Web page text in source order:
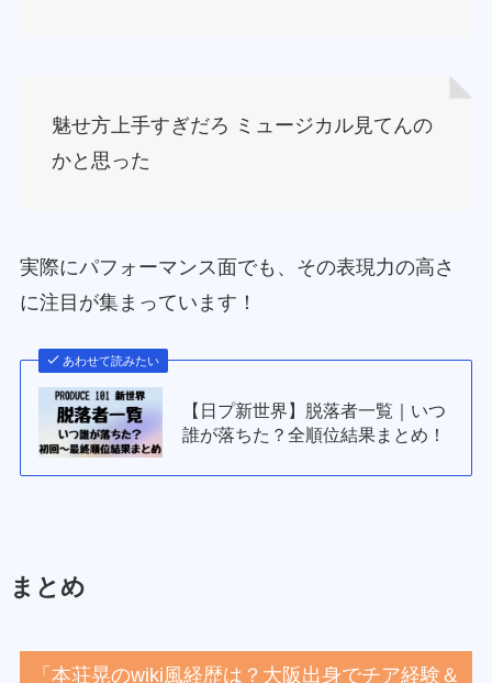
魅せ方上手すぎだろ ミュージカル見てんの
かと思った
実際にパフォーマンス面でも、その表現力の高さ
に注目が集まっています！
あわせて読みたい
【日プ新世界】脱落者一覧｜いつ
誰が落ちた？全順位結果まとめ！
まとめ
「本荘晃のwiki風経歴は？大阪出身でチア経験＆